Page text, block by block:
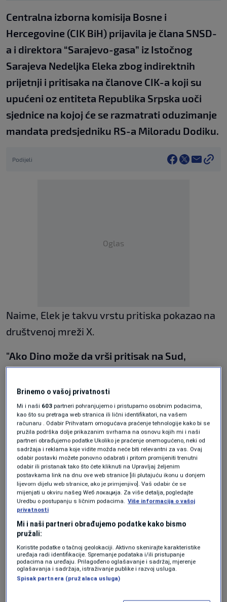
Centralna izborna komisija Bosne i
Hercegovine (CIK BiH) prijavila je člana SNSD-
a i direktora “Sarajevo-gasa” iz Istočnog
Sarajeva Nedeljka Eleka zbog indirektnih
prijetnji i pritisaka na članove CIK-a koji su
upućeni oz entiteta Republika Srpska uoči
sjednice na kojoj će se razmatrati oduzimanje
mandata predsjedniku RS-a Miloradu Dodiku.
Podijeli
Oglas
Naime, Elek je takvu vrstu pritiska pokazao na
društvenoj mreži X.
"Ako Dino može da vrši pritisak na Sud,
možemo i mi na CIK. Proglasiti Vanju u
Istočnom Sarajevu i Kalabu u Banjaluci
personama non grata. Zakazati demonstracije
ispod prozora. Zapamtite ova lica, srećemo
ih", napisao je na X-u.
Ako Dino može da vrši pritisak na Sud, možemo i mi na
CIK. Proglasiti Vanju u Istočnom Sarajevu i Kalabu u
Banjojluci personama non grata. Zakazati
demonstracije ispod prozora. Zapamtite ova lica,
srećemo ih.
— Nedeljko Elek (@NedeljkoElek)August 4, 2025
Predsjednica CIK-a BiH Irena Hadžiabdić za
Detektorje kazala da su upoznati s pritiscima i
prijetnjama, navodeći da neće dozvoliti
pozivanje na linč njihovih članova i da traže
Brinemo o vašoj privatnosti
Mi i naši 603 partneri pohranjujemo i pristupamo osobnim podacima,
kao što su pretraga web stranica ili lični identifikatori, na vašem
računaru . Odabir Prihvatam omogućava praćenje tehnologije kako bi se
pružila podrška dolje prikazanim svrhama na osnovu kojih mi i naši
partneri obrađujemo podatke Ukoliko je praćenje onemogućeno, neki od
sadržaja i reklama koje vidite možda neće biti relevantni za vas. Ovaj
odabir postavki možete ponovno odabrati i pritom promijeniti trenutni
odabir ili pristanak tako što ćete kliknuti na Upravljaj željenim
postavkama link na dnu ove web stranice [ili plutajuću ikonu u donjem
lijevom dijelu web stranice, ako je primjenjivo]. Vaš odabir će se
mijenjati u okviru našeg Wеб локација. Za više detalja, pogledajte
Uredbu o postupanju s ličnim podacima. Više informacija o vašoj
privatnosti
Mi i naši partneri obrađujemo podatke kako bismo
pružali:
Koristite podatke o tačnoj geolokaciji. Aktivno skenirajte karakteristike
uređaja radi identifikacije. Spremanje podataka i/ili pristupanje
podacima na uređaju. Prilagođeno oglašavanje i sadržaj, mjerenje
oglašavanja i sadržaja, istraživanje publike i razvoj usluga.
Spisak partnera (pružalaca usluga)